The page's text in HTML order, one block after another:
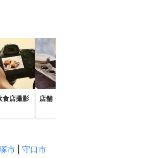
市
南山城村
多気町
食店撮影 店舗・施設の出張撮影
市
守口市